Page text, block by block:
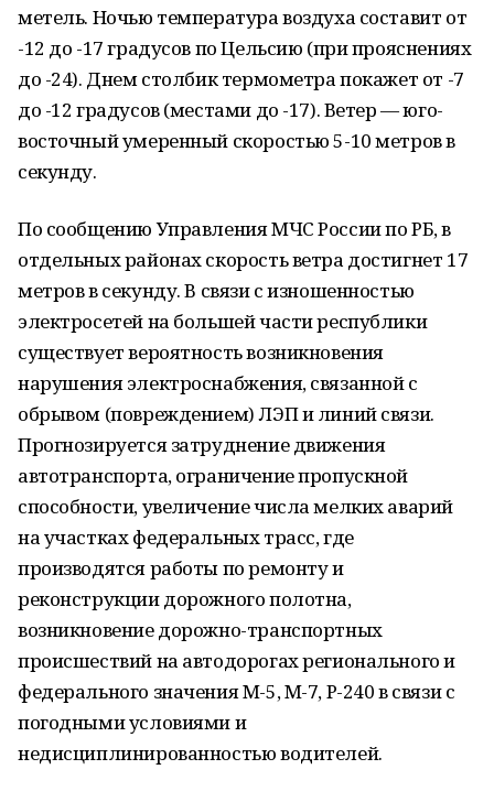
метель. Ночью температура воздуха составит от
-12 до -17 градусов по Цельсию (при прояснениях
до -24). Днем столбик термометра покажет от -7
до -12 градусов (местами до -17). Ветер — юго-
восточный умеренный скоростью 5-10 метров в
секунду.
По сообщению Управления МЧС России по РБ, в
отдельных районах скорость ветра достигнет 17
метров в секунду. В связи с изношенностью
электросетей на большей части республики
существует вероятность возникновения
нарушения электроснабжения, связанной с
обрывом (повреждением) ЛЭП и линий связи.
Прогнозируется затруднение движения
автотранспорта, ограничение пропускной
способности, увеличение числа мелких аварий
на участках федеральных трасс, где
производятся работы по ремонту и
реконструкции дорожного полотна,
возникновение дорожно-транспортных
происшествий на автодорогах регионального и
федерального значения М-5, М-7, Р-240 в связи с
погодными условиями и
недисциплинированностью водителей.